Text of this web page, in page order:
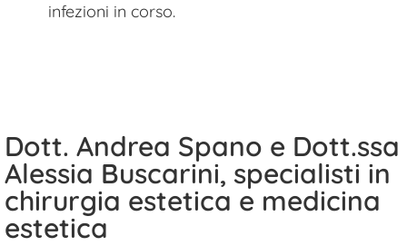
infezioni in corso.
Dott. Andrea Spano e Dott.ssa
Alessia Buscarini, specialisti in
chirurgia estetica e medicina
estetica